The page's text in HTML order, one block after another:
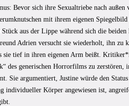
Bevor sich ihre Sexualtriebe nach
mit ihrem eigenen
aus der Lippe während sich die
Adrien versucht sie wiederholt, ihn zu
sie tief in ihren eigenen Arm beißt.
des generischen Horrorfilms zu zerstören,
Sie argumentiert, Justine würde den
individueller Körper angewiesen ist,